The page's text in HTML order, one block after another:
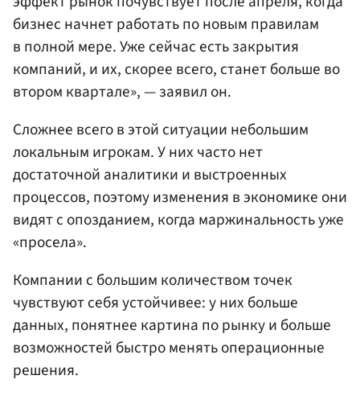
бизнес начнет работать по новым правилам
в полной мере. Уже сейчас есть закрытия
компаний, и их, скорее всего, станет больше во
втором квартале», — заявил он.
Сложнее всего в этой ситуации небольшим
локальным игрокам. У них часто нет
достаточной аналитики и выстроенных
процессов, поэтому изменения в экономике они
видят с опозданием, когда маржинальность уже
«просела».
Компании с большим количеством точек
чувствуют себя устойчивее: у них больше
данных, понятнее картина по рынку и больше
возможностей быстро менять операционные
решения.